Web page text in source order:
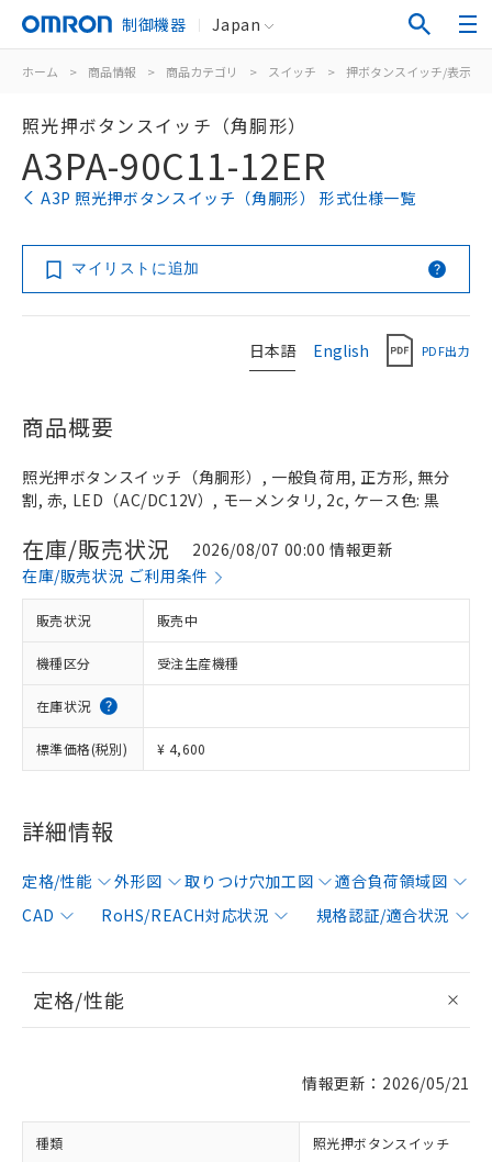
制御機器 Japan
ホーム > 商品情報 > 商品カテゴリ > スイッチ > 押ボタンスイッチ/表示灯
照光押ボタンスイッチ（角胴形）
A3PA-90C11-12ER
A3P 照光押ボタンスイッチ（角胴形） 形式仕様一覧
マイリストに追加
日本語 English PDF出力
商品概要
照光押ボタンスイッチ（角胴形）, 一般負荷用, 正方形, 無分
割, 赤, LED（AC/DC12V）, モーメンタリ, 2c, ケース色: 黒
在庫/販売状況
2026/08/07 00:00 情報更新
在庫/販売状況 ご利用条件
販売状況 販売中
機種区分 受注生産機種
在庫状況
標準価格(税別) ¥ 4,600
詳細情報
定格/性能 外形図 取りつけ穴加工図
適合負荷領域図
CAD
RoHS/REACH対応状況 規格認証/適合状況
定格/性能
情報更新：2026/05/21
種類 照光押ボタンスイッチ